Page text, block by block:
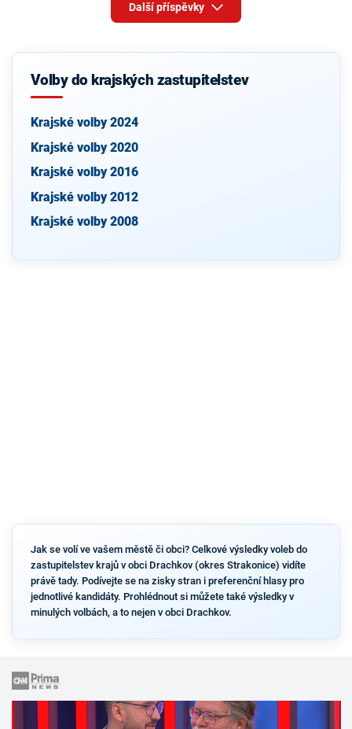
Další příspěvky
Volby do krajských zastupitelstev
Krajské volby 2024
Krajské volby 2020
Krajské volby 2016
Krajské volby 2012
Krajské volby 2008
Jak se volí ve vašem městě či obci? Celkové výsledky voleb do
zastupitelstev krajů v obci Drachkov (okres Strakonice) vidíte
právě tady. Podívejte se na zisky stran i preferenční hlasy pro
jednotlivé kandidáty. Prohlédnout si můžete také výsledky v
minulých volbách, a to nejen v obci Drachkov.